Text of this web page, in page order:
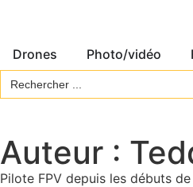
Drones Photo/vidéo
Search
for:
Auteur :
Pilote FPV depuis les débuts